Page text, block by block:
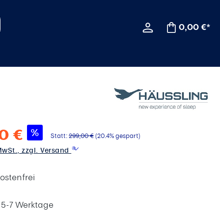
0,00 €*
€ % Statt:299,00 €(20.4% gespart)
zzgl. Versand
7 Werktage